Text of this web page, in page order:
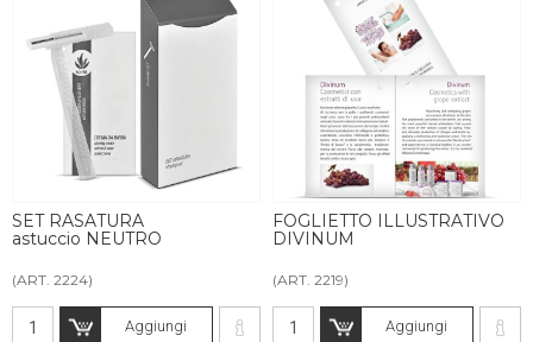
SET RASATURA
astuccio NEUTRO
(ART. 2224)
Aggiungi
FOGLIETTO ILLUSTRATIVO
DIVINUM
(ART. 2219)
Aggiungi